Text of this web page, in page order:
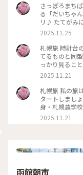
さっぽろまちばしゃ だい
る「だいちゃ
リ♪ たてがみに9つの雪だるまがついていました Snow Manの
ライブのため
うれしかったです♡ だいちゃんが引く馬車で、
2025.11.25
札幌旅 時計台の内部は資料館になっています 時計台で使われ
てるものと同型の
っかり見ることができます #こと
幌
2025.11.21
札幌旅 私の旅はことりっぷと一緒 札幌の象徴、時計台からス
タートしましょう ことりっぷによりますと北海道
身・札幌農学校
っぷと一緒 #こ
2025.11.21
函館朝市